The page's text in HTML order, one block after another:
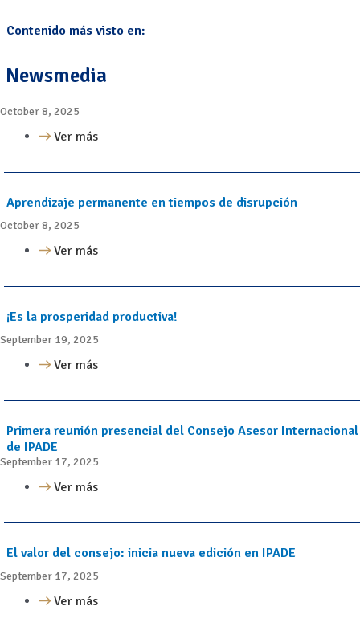
Contenido más visto en:
Newsmedia
October 8, 2025
Ver más
Aprendizaje permanente en tiempos de disrupción
October 8, 2025
Ver más
¡Es la prosperidad productiva!
September 19, 2025
Ver más
Primera reunión presencial del Consejo Asesor Internacional
de IPADE
September 17, 2025
Ver más
El valor del consejo: inicia nueva edición en IPADE
September 17, 2025
Ver más